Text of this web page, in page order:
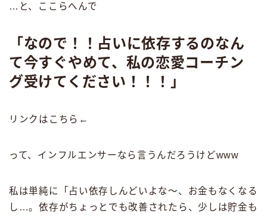
…と、ここらへんで
「なので！！占いに依存するのなん
て今すぐやめて、私の恋愛コーチン
グ受けてください！！！」
リンクはこちら←
って、インフルエンサーなら言うんだろうけどwww
私は単純に「占い依存しんどいよな〜、お金もなくなる
し…。依存がちょっとでも改善されたら、少しは貯金も